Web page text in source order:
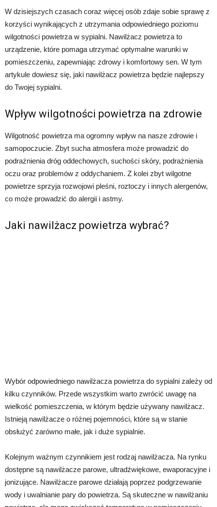
W dzisiejszych czasach coraz więcej osób zdaje sobie sprawę z
korzyści wynikających z utrzymania odpowiedniego poziomu
wilgotności powietrza w sypialni. Nawilżacz powietrza to
urządzenie, które pomaga utrzymać optymalne warunki w
pomieszczeniu, zapewniając zdrowy i komfortowy sen. W tym
artykule dowiesz się, jaki nawilżacz powietrza będzie najlepszy
do Twojej sypialni.
Wpływ wilgotności powietrza na zdrowie
Wilgotność powietrza ma ogromny wpływ na nasze zdrowie i
samopoczucie. Zbyt sucha atmosfera może prowadzić do
podrażnienia dróg oddechowych, suchości skóry, podrażnienia
oczu oraz problemów z oddychaniem. Z kolei zbyt wilgotne
powietrze sprzyja rozwojowi pleśni, roztoczy i innych alergenów,
co może prowadzić do alergii i astmy.
Jaki nawilżacz powietrza wybrać?
Wybór odpowiedniego nawilżacza powietrza do sypialni zależy od
kilku czynników. Przede wszystkim warto zwrócić uwagę na
wielkość pomieszczenia, w którym będzie używany nawilżacz.
Istnieją nawilżacze o różnej pojemności, które są w stanie
obsłużyć zarówno małe, jak i duże sypialnie.
Kolejnym ważnym czynnikiem jest rodzaj nawilżacza. Na rynku
dostępne są nawilżacze parowe, ultradźwiękowe, ewaporacyjne i
jonizujące. Nawilżacze parowe działają poprzez podgrzewanie
wody i uwalnianie pary do powietrza. Są skuteczne w nawilżaniu